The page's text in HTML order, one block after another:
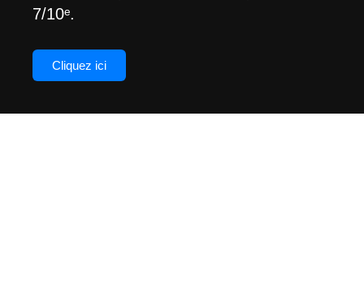
7/10ᵉ.
Cliquez ici